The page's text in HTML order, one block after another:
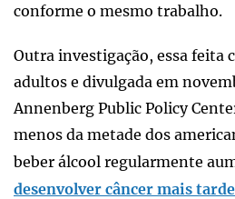
conforme o mesmo trabalho.
Outra investigação, essa feita
adultos e divulgada em
Annenberg Public Policy
menos da metade dos
beber álcool regularmente
desenvolver câncer mais tarde